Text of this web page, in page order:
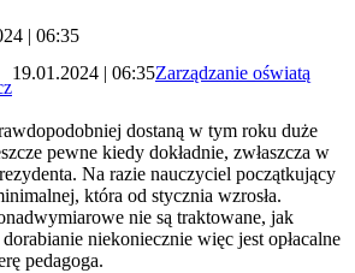
| 06:35
19.01.2024 | 06:35Zarządzanie oświatą
dostaną w tym roku duże
pewne kiedy dokładnie, zwłaszcza w
Na razie nauczyciel początkujący
która od stycznia wzrosła.
nie są traktowane, jak
niekoniecznie więc jest opłacalne
pedagoga.